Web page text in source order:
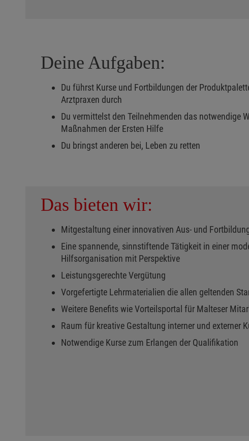
Deine Aufgaben:
Du führst Kurse und Fortbildungen der
Arztpraxen durch
Du vermittelst den Teilnehmenden das notwendige
Maßnahmen der Ersten Hilfe
Du bringst anderen bei, Leben zu retten
Das bieten wir:
Mitgestaltung einer innovativen Aus- und
Eine spannende, sinnstiftende Tätigkeit in einer
Hilfsorganisation mit Perspektive
Leistungsgerechte Vergütung
Vorgefertigte Lehrmaterialien die allen geltenden
Weitere Benefits wie Vorteilsportal für Malteser
Raum für kreative Gestaltung interner und externer
Notwendige Kurse zum Erlangen der Qualifikation